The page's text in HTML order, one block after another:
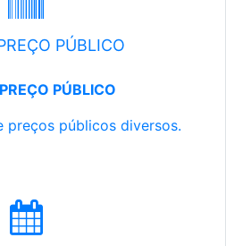
PÚBLICO
PÚBLICO
preços públicos diversos.